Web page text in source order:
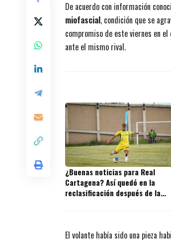
De acuerdo con información
miofascial, condición que se
compromiso de este viernes en
ante el mismo rival.
¿Buenas noticias para Real
Cartagena? Así quedó en la
reclasificación después de la
El volante había sido una pieza